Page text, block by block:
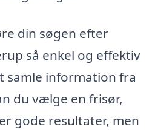
din søgen efter
så enkel og effektiv
samle information fra
du vælge en frisør,
gode resultater, men